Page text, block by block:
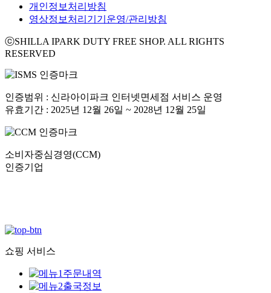
개인정보처리방침
영상정보처리기기운영/관리방침
ⓒSHILLA IPARK DUTY FREE SHOP. ALL RIGHTS
RESERVED
인증범위 : 신라아이파크 인터넷면세점 서비스 운영
유효기간 : 2025년 12월 26일 ~ 2028년 12월 25일
소비자중심경영(CCM)
인증기업
쇼핑 서비스
주문내역
출국정보